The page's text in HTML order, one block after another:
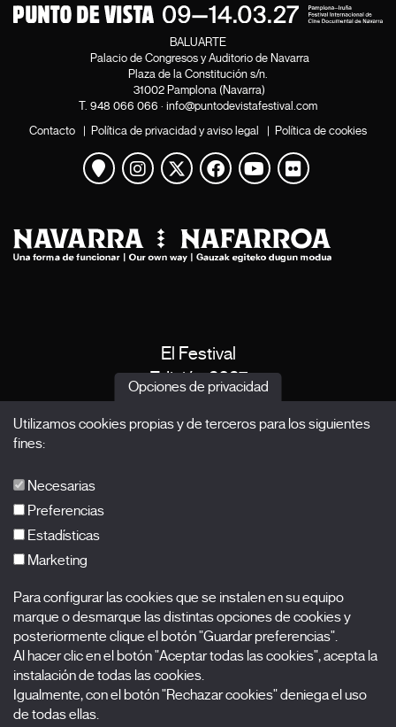
BALUARTE
Palacio de Congresos y Auditorio de Navarra
Plaza de la Constitución s/n.
31002 Pamplona (Navarra)
T. 948 066 066 · info@puntodevistafestival.com
Contacto | Política de privacidad y aviso legal | Política de cookies
Ver mapa
Instagram
Twitter
Facebook
Youtube
Flickr
El Festival
Edición 2027
Acreditaciones
Nombre
Apellidos
Correo electrónico
Opciones de privacidad
Utilizamos cookies propias y de terceros para los siguientes
fines:
Necesarias
Preferencias
Estadísticas
Marketing
Para configurar las cookies que se instalen en su equipo
marque o desmarque las distintas opciones de cookies y
posteriormente clique el botón "Guardar preferencias".
Al hacer clic en el botón "Aceptar todas las cookies", acepta la
instalación de todas las cookies.
Igualmente, con el botón "Rechazar cookies" deniega el uso
de todas ellas.